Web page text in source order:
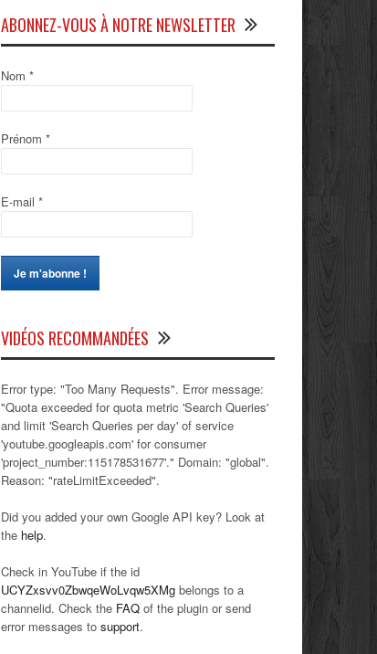
ABONNEZ-VOUS À NOTRE NEWSLETTER
Nom *
Prénom *
E-mail *
VIDÉOS RECOMMANDÉES
Error type: "Too Many Requests". Error message:
"Quota exceeded for quota metric 'Search Queries'
and limit 'Search Queries per day' of service
'youtube.googleapis.com' for consumer
'project_number:115178531677'." Domain: "global".
Reason: "rateLimitExceeded".
Did you added your own Google API key? Look at
the help.
Check in YouTube if the id
UCYZxsvv0ZbwqeWoLvqw5XMg belongs to a
channelid. Check the FAQ of the plugin or send
error messages to support.